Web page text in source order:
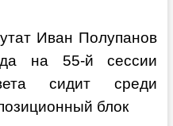
Иван Полупанов
на 55-й сессии
сидит среди
блок